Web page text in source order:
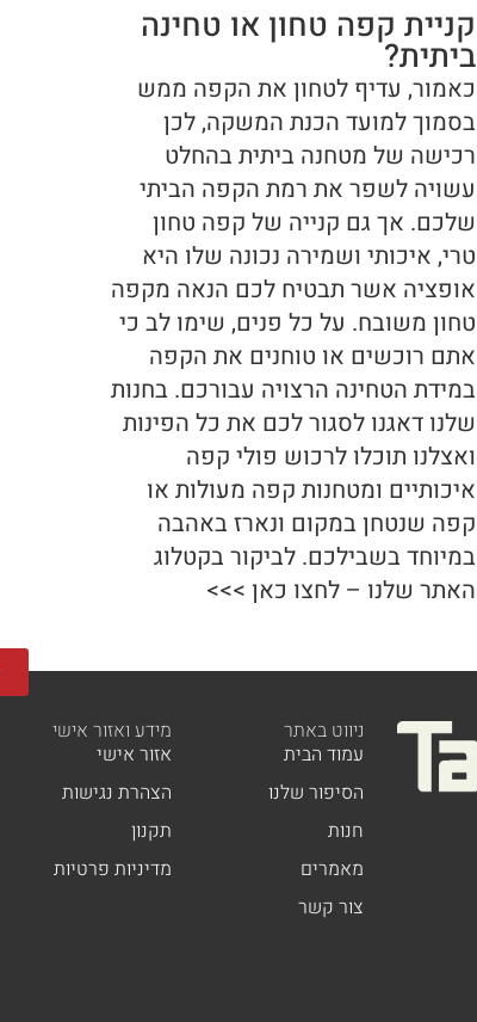
קניית קפה טחון או טחינה
ביתית?
כאמור, עדיף לטחון את הקפה ממש
בסמוך למועד הכנת המשקה, לכן
רכישה של מטחנה ביתית בהחלט
עשויה לשפר את רמת הקפה הביתי
שלכם. אך גם קנייה של קפה טחון
טרי, איכותי ושמירה נכונה שלו היא
אופציה אשר תבטיח לכם הנאה מקפה
טחון משובח. על כל פנים, שימו לב כי
אתם רוכשים או טוחנים את הקפה
במידת הטחינה הרצויה עבורכם. בחנות
שלנו דאגנו לסגור לכם את כל הפינות
ואצלנו תוכלו לרכוש פולי קפה
איכותיים ומטחנות קפה מעולות או
קפה שנטחן במקום ונארז באהבה
במיוחד בשבילכם. לביקור בקטלוג
האתר שלנו – לחצו כאן >>>
ניווט באתר
עמוד הבית
הסיפור שלנו
חנות
מאמרים
צור קשר
מידע ואזור אישי
אזור אישי
הצהרת נגישות
תקנון
מדיניות פרטיות